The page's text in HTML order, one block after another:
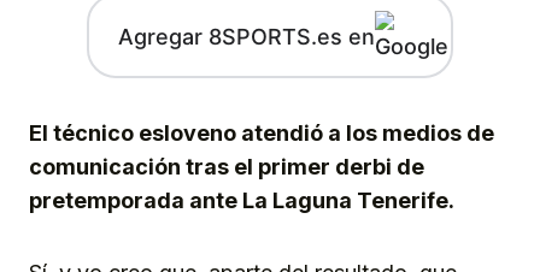
Agregar 8SPORTS.es en
El técnico esloveno atendió a los medios de
comunicación tras el primer derbi de
pretemporada ante La Laguna Tenerife.